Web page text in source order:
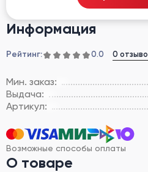
Информация
Рейтинг: 0.0 0
Мин. заказ:
Выдача:
Артикул:
Возможные способы оплаты
О товаре